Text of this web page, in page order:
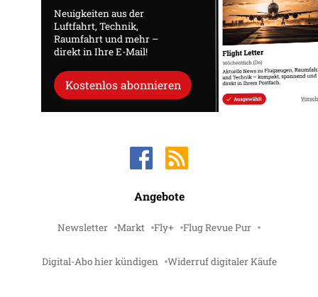
Neuigkeiten aus der
Luftfahrt, Technik,
Raumfahrt und mehr –
direkt in Ihre E-Mail!
Kostenlos abonnieren
Angebote
Newsletter Markt Fly+ Flug Revue Pur
Digital-Abo hier kündigen Widerruf digitaler Käufe